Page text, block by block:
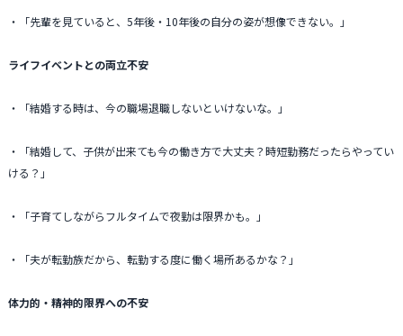
・「先輩を見ていると、5年後・10年後の自分の姿が想像できない。」
ライフイベントとの両立不安
・「結婚する時は、今の職場退職しないといけないな。」
・「結婚して、子供が出来ても今の働き方で大丈夫？時短勤務だったらやってい
ける？」
・「子育てしながらフルタイムで夜勤は限界かも。」
・「夫が転勤族だから、転勤する度に働く場所あるかな？」
体力的・精神的限界への不安